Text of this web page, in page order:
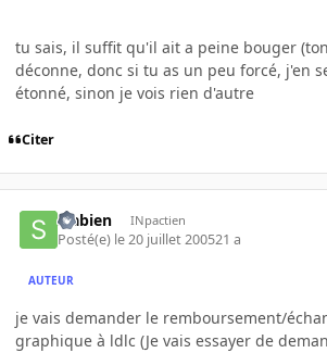
tu sais, il suffit qu'il ait a peine bouger
déconne, donc si tu as un peu forcé, j'en
étonné, sinon je vois rien d'autre
Citer
sfabien INpactien
Posté(e) le 20 juillet 200521 a
AUTEUR
je vais demander le remboursement/
graphique à ldlc (Je vais essayer de